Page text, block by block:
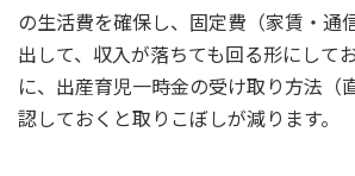
の生活費を確保し、固定費（家賃・通
出して、収入が落ちても回る形にして
に、出産育児一時金の受け取り方法（
認しておくと取りこぼしが減ります。